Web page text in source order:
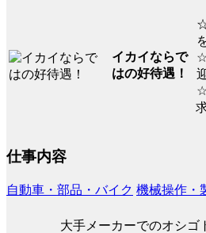
イカイならで
はの好待遇！
仕事内容
自動車・部品・バイク 機械操作・
大手メーカーでのオシ